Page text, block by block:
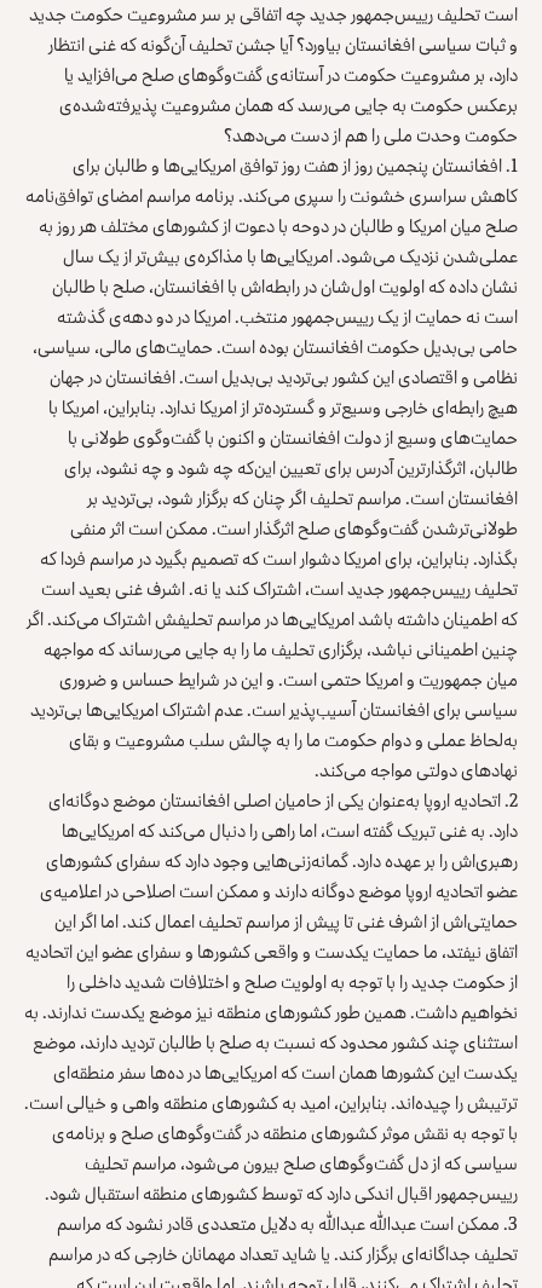
است تحلیف رییس‌جمهور جدید چه اتفاقی بر سر مشروعیت حکومت جدید
و ثبات سیاسی افغانستان بیاورد؟ آیا جشن تحلیف آن‌گونه که غنی انتظار
دارد، بر مشروعیت حکومت در آستانه‌ی گفت‌وگوهای صلح می‌افزاید یا
برعکس حکومت به جایی می‌رسد که همان مشروعیت پذیرفته‌شده‌ی
حکومت وحدت ملی را هم از دست می‌دهد؟
1. افغانستان پنجمین روز از هفت روز توافق امریکایی‌ها و طالبان برای
کاهش سراسری خشونت را سپری می‌کند. برنامه مراسم امضای توافق‌نامه
صلح میان امریکا و طالبان در دوحه با دعوت از کشورهای مختلف هر روز به
عملی‌شدن نزدیک می‌شود. امریکایی‌ها با مذاکره‌ی بیش‌تر از یک سال
نشان داده که اولویت اول‌شان در رابطه‌اش با افغانستان، صلح با طالبان
است نه حمایت از یک رییس‌جمهور منتخب. امریکا در دو دهه‌ی گذشته
حامی بی‌بدیل حکومت افغانستان بوده است. حمایت‌های مالی، سیاسی،
نظامی و اقتصادی این کشور بی‌تردید بی‌بدیل است. افغانستان در جهان
هیچ رابطه‌ای خارجی وسیع‌تر و گسترده‌تر از امریکا ندارد. بنابراین، امریکا با
حمایت‌های وسیع از دولت افغانستان و اکنون با گفت‌وگوی طولانی با
طالبان، اثرگذارترین آدرس برای تعیین این‌که چه شود و چه نشود، برای
افغانستان است. مراسم تحلیف اگر چنان که برگزار شود، بی‌تردید بر
طولانی‌ترشدن گفت‌وگوهای صلح اثرگذار است. ممکن است اثر منفی
بگذارد. بنابراین، برای امریکا دشوار است که تصمیم بگیرد در مراسم فردا که
تحلیف رییس‌جمهور جدید است، اشتراک کند یا نه. اشرف غنی بعید است
که اطمینان داشته باشد امریکایی‌ها در مراسم تحلیفش اشتراک می‌کند. اگر
چنین اطمینانی نباشد، برگزاری تحلیف ما را به جایی می‌رساند که مواجهه
میان جمهوریت و امریکا حتمی است. و این در شرایط حساس و ضروری
سیاسی برای افغانستان آسیب‌پذیر است. عدم اشتراک امریکایی‌ها بی‌تردید
به‌لحاظ عملی و دوام حکومت ما را به چالش سلب مشروعیت و بقای
نهادهای دولتی مواجه می‌کند.
2. اتحادیه اروپا به‌عنوان یکی از حامیان اصلی افغانستان موضع دوگانه‌ای
دارد. به غنی تبریک گفته است، اما راهی را دنبال می‌کند که امریکایی‌ها
رهبری‌اش را بر عهده دارد. گمانه‌زنی‌هایی وجود دارد که سفرای کشورهای
عضو اتحادیه اروپا موضع دوگانه دارند و ممکن است اصلاحی در اعلامیه‌ی
حمایتی‌اش از اشرف غنی تا پیش از مراسم تحلیف اعمال کند. اما اگر این
اتفاق نیفتد، ما حمایت یکدست و واقعی کشورها و سفرای عضو این اتحادیه
از حکومت جدید را با توجه به اولویت صلح و اختلافات شدید داخلی را
نخواهیم داشت. همین طور کشورهای منطقه نیز موضع یکدست ندارند. به
استثنای چند کشور محدود که نسبت به صلح با طالبان تردید دارند، موضع
یکدست این کشورها همان است که امریکایی‌ها در ده‌ها سفر منطقه‌ای
ترتیبش را چیده‌اند. بنابراین، امید به کشورهای منطقه واهی و خیالی است.
با توجه به نقش موثر کشورهای منطقه در گفت‌وگوهای صلح و برنامه‌ی
سیاسی که از دل گفت‌وگوهای صلح بیرون می‌شود، مراسم تحلیف
رییس‌جمهور اقبال اندکی دارد که توسط کشورهای منطقه استقبال شود.
3. ممکن است عبدالله عبدالله به دلایل متعددی قادر نشود که مراسم
تحلیف جداگانه‌ای برگزار کند. یا شاید تعداد مهمانان خارجی که در مراسم